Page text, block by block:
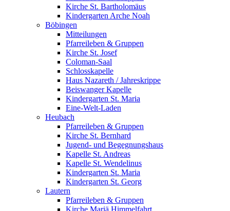
Kirche St. Bartholomäus
Kindergarten Arche Noah
Böbingen
Mitteilungen
Pfarreileben & Gruppen
Kirche St. Josef
Coloman-Saal
Schlosskapelle
Haus Nazareth / Jahreskrippe
Beiswanger Kapelle
Kindergarten St. Maria
Eine-Welt-Laden
Heubach
Pfarreileben & Gruppen
Kirche St. Bernhard
Jugend- und Begegnungshaus
Kapelle St. Andreas
Kapelle St. Wendelinus
Kindergarten St. Maria
Kindergarten St. Georg
Lautern
Pfarreileben & Gruppen
Kirche Mariä Himmelfahrt